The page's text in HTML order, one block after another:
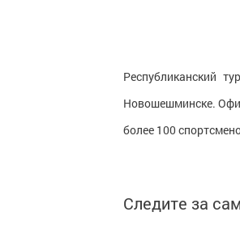
Республиканский
Новошешминске.
более 100
Следите за